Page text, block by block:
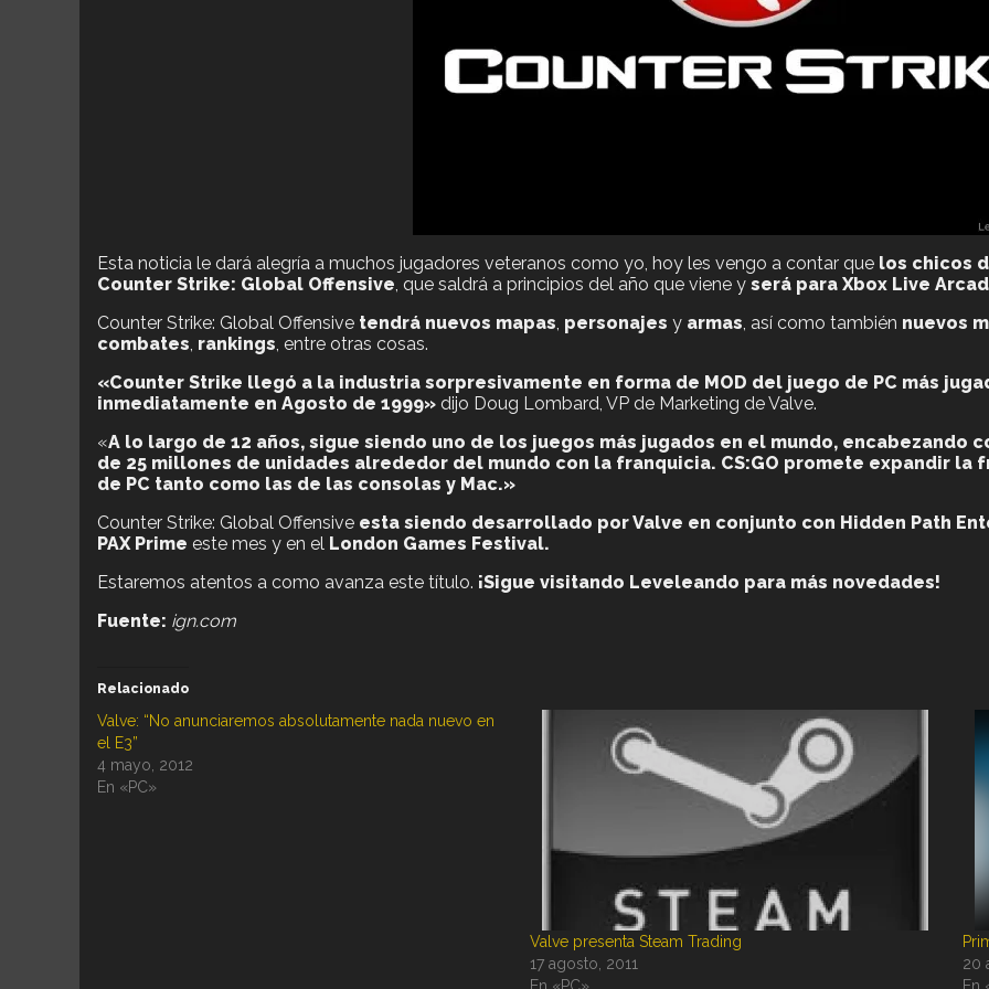
Esta noticia le dará alegría a muchos jugadores veteranos como yo, hoy les vengo a contar que los chicos
Counter Strike: Global Offensive , que saldrá a principios del año que viene y será para Xbox Live
Counter Strike: Global Offensive tendrá nuevos mapas personajes y armas , así como también nuevos
combates rankings , entre otras cosas.
«Counter Strike llegó a la industria sorpresivamente en forma de MOD del juego de PC más
inmediatamente en Agosto de 1999» dijo Doug Lombard, VP de Marketing de Valve.
«A lo largo de 12 años, sigue siendo uno de los juegos más jugados en el mundo, encabezando
de 25 millones de unidades alrededor del mundo con la franquicia. CS:GO promete expandir la
de PC tanto como las de las consolas y Mac.»
Counter Strike: Global Offensive esta siendo desarrollado por Valve en conjunto con Hidden Path
PAX Prime este mes y en el London Games Festival.
Estaremos atentos a como avanza este título. ¡Sigue visitando Leveleando para más novedades!
Fuente: ign.com
Relacionado
Valve: “No anunciaremos absolutamente nada nuevo en
el E3”
4 mayo, 2012
En «PC»
Valve presenta Steam Trading
17 agosto, 2011
En «PC»
20
En